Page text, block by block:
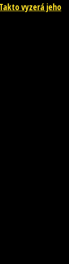
vyzerá jeho